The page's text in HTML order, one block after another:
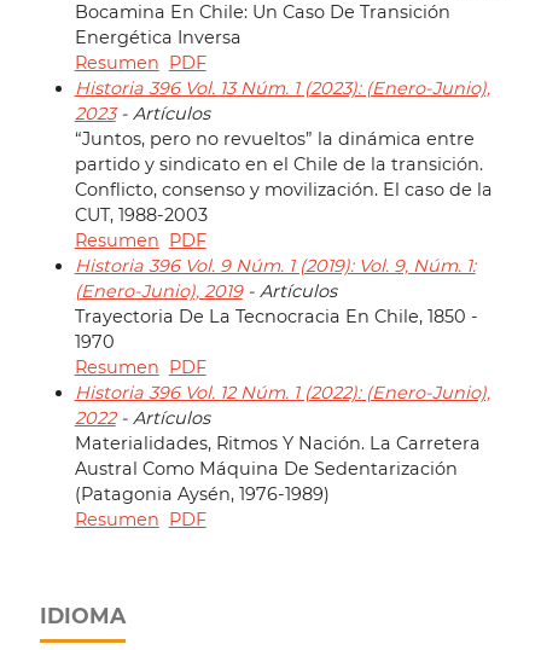
Bocamina En Chile: Un Caso De Transición
Energética Inversa
Resumen PDF
Historia 396 Vol. 13 Núm. 1 (2023): (Enero-Junio),
2023- Artículos
“Juntos, pero no revueltos” la dinámica entre
partido y sindicato en el Chile de la transición.
Conflicto, consenso y movilización. El caso de la
CUT, 1988-2003
Resumen PDF
Historia 396 Vol. 9 Núm. 1 (2019): Vol. 9, Núm. 1:
(Enero-Junio), 2019- Artículos
Trayectoria De La Tecnocracia En Chile, 1850 -
1970
Resumen PDF
Historia 396 Vol. 12 Núm. 1 (2022): (Enero-Junio),
2022- Artículos
Materialidades, Ritmos Y Nación. La Carretera
Austral Como Máquina De Sedentarización
(Patagonia Aysén, 1976-1989)
Resumen PDF
IDIOMA